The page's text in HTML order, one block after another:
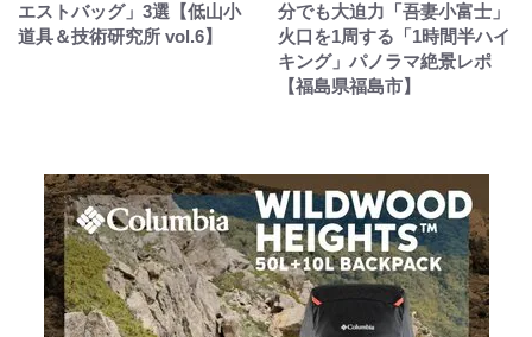
エストバッグ」3選【低山小
道具＆技術研究所 vol.6】
分でも大迫力「吾妻小富士」
火口を1周する「1時間半ハイ
キング」パノラマ絶景レポ
【福島県福島市】